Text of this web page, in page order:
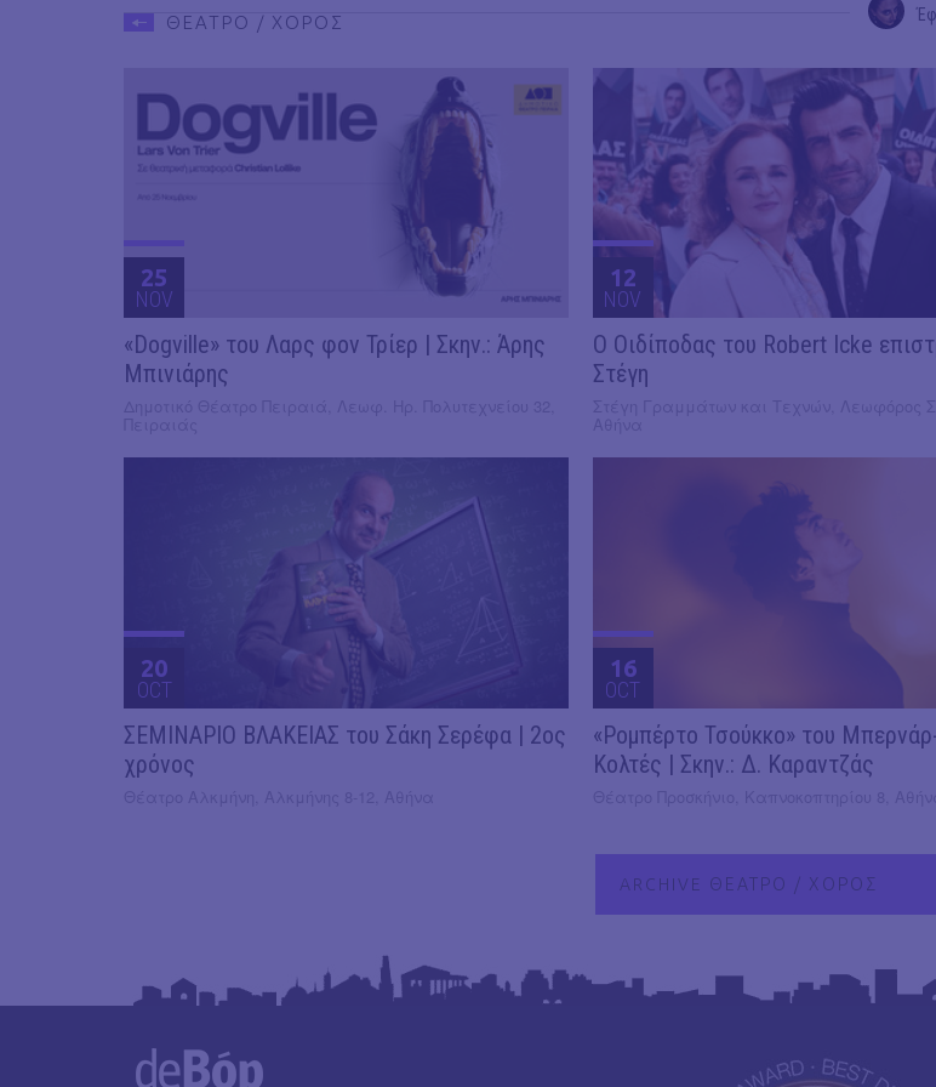
ΘΕΑΤΡΟ / ΧΟΡΟΣ
25
NOV
«Dogville» του Λαρς φον Τρίερ | Σκην.: Άρης
Μπινιάρης
12
NOV
O Οιδίποδας του Robert Icke
Στέγη
20
OCT
ΣΕΜΙΝΑΡΙΟ ΒΛΑΚΕΙΑΣ του Σάκη Σερέφα | 2ος
χρόνος
16
OCT
«Ρομπέρτο Τσούκκο» του
Κολτές | Σκην.: Δ. Καραντζάς
ARCHIVE ΘΕΑΤΡΟ / ΧΟΡΟΣ